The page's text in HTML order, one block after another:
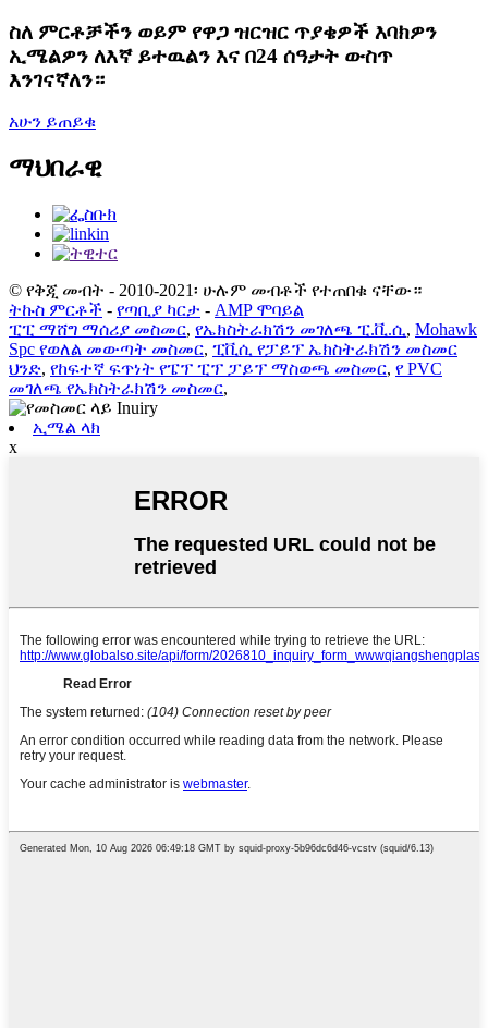
ስለ ምርቶቻችን ወይም የዋጋ ዝርዝር ጥያቄዎች እባክዎን
ኢሜልዎን ለእኛ ይተዉልን እና በ24 ሰዓታት ውስጥ
እንገናኛለን።
አሁን ይጠይቁ
ማህበራዊ
© የቅጂ መብት - 2010-2021፡ ሁሉም መብቶች የተጠበቁ ናቸው።
ትኩስ ምርቶች - የጣቢያ ካርታ - AMP ሞባይል
ፒፒ ማሸግ ማሰሪያ መስመር, የኤክስትራክሽን መገለጫ ፒ.ቪ.ሲ, Mohawk
Spc የወለል መውጣት መስመር, ፒቪሲ የፓይፕ ኤክስትራክሽን መስመር
ህንድ, የከፍተኛ ፍጥነት የፔፕ ፒፕ ፓይፕ ማስወጫ መስመር, የ PVC
መገለጫ የኤክስትራክሽን መስመር,
ኢሜል ላክ
x